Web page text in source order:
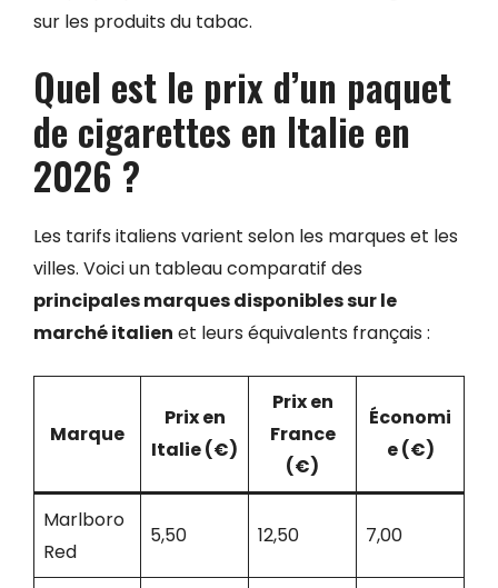
sur les produits du tabac.
Quel est le prix d’un paquet
de cigarettes en Italie en
2026 ?
Les tarifs italiens varient selon les marques et les
villes. Voici un tableau comparatif des
principales marques disponibles sur le
marché italien et leurs équivalents français :
Marque
Prix en
Italie (€)
Prix en
France
(€)
Économi
e (€)
Marlboro
Red
5,50 12,50 7,00